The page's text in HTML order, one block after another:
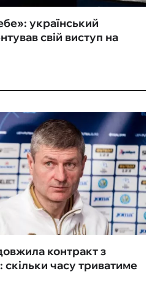
український
свій виступ на
контракт з
часу триватиме